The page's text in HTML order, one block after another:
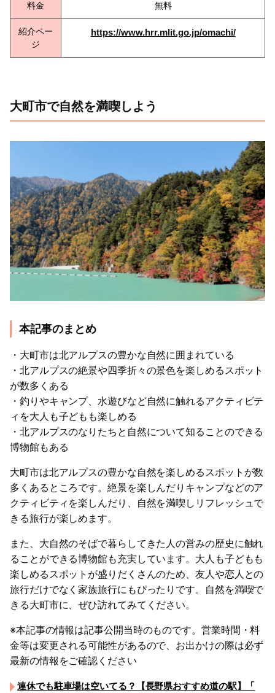
料金 無料
紹介ペー
ジ
https://www.hrr.mlit.go.jp/omachi/
大町市で自然を満喫しよう
本記事のまとめ
・大町市は北アルプスの豊かな自然に囲まれている
・北アルプスの絶景や四季折々の景色を楽しめるスポット
が数多くある
・釣りやキャンプ、水遊びなど自然に触れるアクティビテ
ィを大人も子どもも楽しめる
・北アルプスのなりたちと自然について知ることのできる
博物館もある
大町市は北アルプスの豊かな自然を楽しめるスポットが数
多くあるところです。絶景を楽しんだりキャンプなどのア
クティビティを楽しんだり、自然を満喫しリフレッシュで
きる旅行が楽しめます。
また、大自然のそばで暮らしてきた人の営みの歴史に触れ
ることができる博物館も充実しています。大人も子どもも
楽しめるスポットが盛りだくさんのため、友人や恋人との
旅行だけでなく家族旅行にもぴったりです。自然を満喫で
きる大町市に、ぜひ訪れてみてください。
※本記事の情報は記事公開当時のものです。営業時間・料
金等は変更される可能性があるので、お出かけの際は必ず
最新の情報をご確認ください
連休でも駐車場は空いてる？【長野県おすすめ道の駅】「